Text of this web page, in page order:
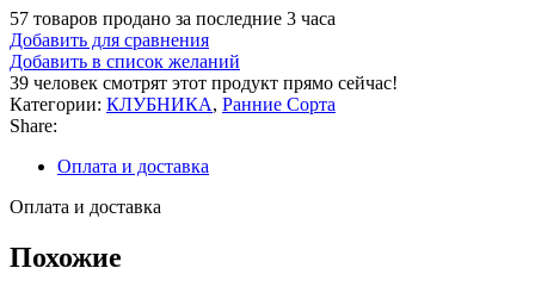
57 товаров продано за последние 3 часа
Добавить для сравнения
Добавить в список желаний
39 человек смотрят этот продукт прямо сейчас!
Категории: КЛУБНИКА, Ранние Сорта
Share:
Оплата и доставка
Оплата и доставка
Похожие